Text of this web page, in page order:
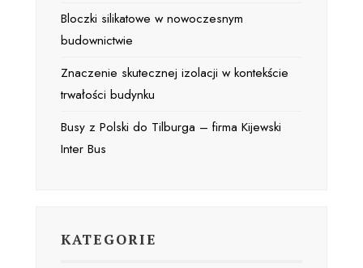
Bloczki silikatowe w nowoczesnym
budownictwie
Znaczenie skutecznej izolacji w kontekście
trwałości budynku
Busy z Polski do Tilburga – firma Kijewski
Inter Bus
KATEGORIE